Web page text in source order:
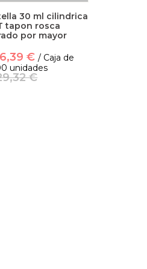
30 ml cilindrica
tapon rosca
por mayor
€ / Caja de
unidades
€